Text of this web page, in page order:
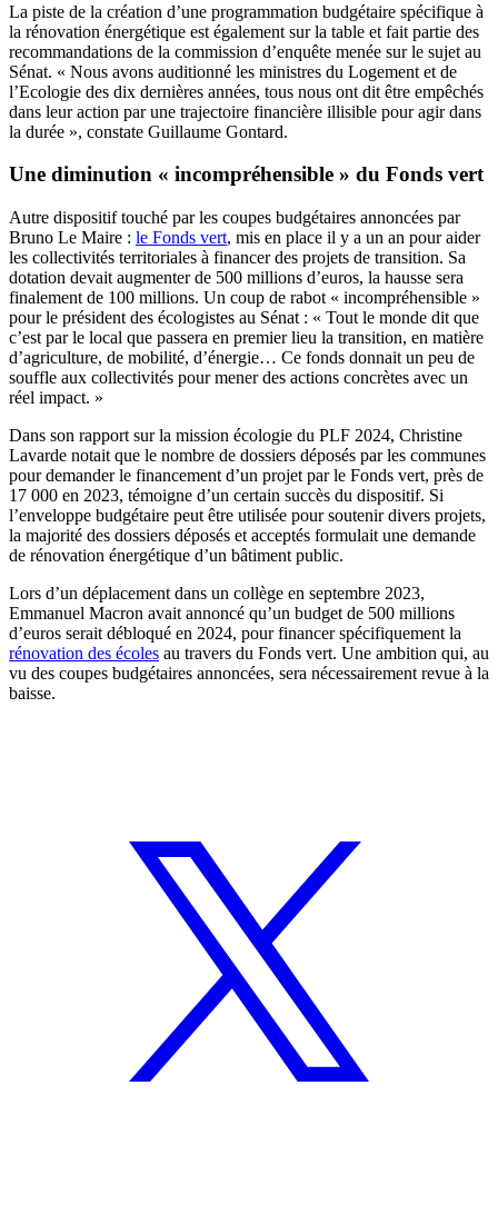
La piste de la création d’une programmation budgétaire spécifique à
la rénovation énergétique est également sur la table et fait partie des
recommandations de la commission d’enquête menée sur le sujet au
Sénat. « Nous avons auditionné les ministres du Logement et de
l’Ecologie des dix dernières années, tous nous ont dit être empêchés
dans leur action par une trajectoire financière illisible pour agir dans
la durée », constate Guillaume Gontard.
Une diminution « incompréhensible » du Fonds vert
Autre dispositif touché par les coupes budgétaires annoncées par
Bruno Le Maire : le Fonds vert, mis en place il y a un an pour aider
les collectivités territoriales à financer des projets de transition. Sa
dotation devait augmenter de 500 millions d’euros, la hausse sera
finalement de 100 millions. Un coup de rabot « incompréhensible »
pour le président des écologistes au Sénat : « Tout le monde dit que
c’est par le local que passera en premier lieu la transition, en matière
d’agriculture, de mobilité, d’énergie… Ce fonds donnait un peu de
souffle aux collectivités pour mener des actions concrètes avec un
réel impact. »
Dans son rapport sur la mission écologie du PLF 2024, Christine
Lavarde notait que le nombre de dossiers déposés par les communes
pour demander le financement d’un projet par le Fonds vert, près de
17 000 en 2023, témoigne d’un certain succès du dispositif. Si
l’enveloppe budgétaire peut être utilisée pour soutenir divers projets,
la majorité des dossiers déposés et acceptés formulait une demande
de rénovation énergétique d’un bâtiment public.
Lors d’un déplacement dans un collège en septembre 2023,
Emmanuel Macron avait annoncé qu’un budget de 500 millions
d’euros serait débloqué en 2024, pour financer spécifiquement la
rénovation des écoles au travers du Fonds vert. Une ambition qui, au
vu des coupes budgétaires annoncées, sera nécessairement revue à la
baisse.